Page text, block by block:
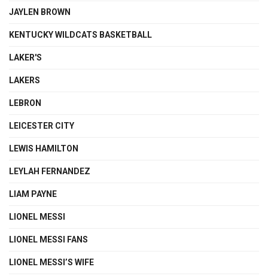
JAYLEN BROWN
KENTUCKY WILDCATS BASKETBALL
LAKER'S
LAKERS
LEBRON
LEICESTER CITY
LEWIS HAMILTON
LEYLAH FERNANDEZ
LIAM PAYNE
LIONEL MESSI
LIONEL MESSI FANS
LIONEL MESSI’S WIFE